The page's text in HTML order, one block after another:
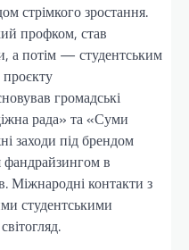
стрімкого зростання.
профком, став
а потім — студентським
громадські
рада» та «Суми
заходи під брендом
в
Міжнародні контакти з
студентськими